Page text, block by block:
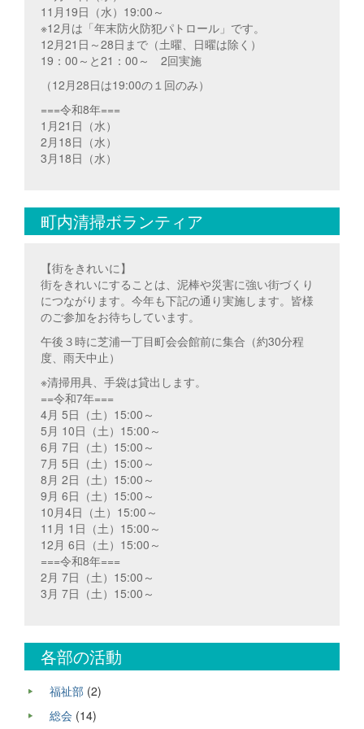
11月19日（水）19:00～
※12月は「年末防火防犯パトロール」です。
12月21日～28日まで（土曜、日曜は除く）
19：00～と21：00～ 2回実施
（12月28日は19:00の１回のみ）
===令和8年===
1月21日（水）
2月18日（水）
3月18日（水）
町内清掃ボランティア
【街をきれいに】
街をきれいにすることは、泥棒や災害に強い街づくり
につながります。今年も下記の通り実施します。皆様
のご参加をお待ちしています。
午後３時に芝浦一丁目町会会館前に集合（約30分程
度、雨天中止）
※清掃用具、手袋は貸出します。
==令和7年===
4月 5日（土）15:00～
5月 10日（土）15:00～
6月 7日（土）15:00～
7月 5日（土）15:00～
8月 2日（土）15:00～
9月 6日（土）15:00～
10月4日（土）15:00～
11月 1日（土）15:00～
12月 6日（土）15:00～
===令和8年===
2月 7日（土）15:00～
3月 7日（土）15:00～
各部の活動
福祉部 (2)
総会 (14)